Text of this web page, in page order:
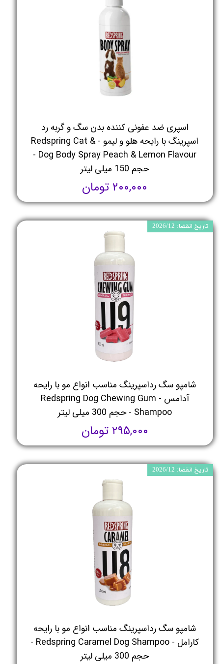
اسپری ضد عفونی کننده بدن سگ و گربه رد
اسپرینگ با رایحه هلو و لیمو - Redspring Cat &
Dog Body Spray Peach & Lemon Flavour -
حجم 150 میلی لیتر
۲۰۰,۰۰۰ تومان
شامپو سگ رداسپرینگ مناسب انواع مو با رایحه
آدامس - Redspring Dog Chewing Gum
Shampoo - حجم 300 میلی لیتر
۲۹۵,۰۰۰ تومان
تاریخ انقضا: 2026/12
شامپو سگ رداسپرینگ مناسب انواع مو با رایحه
کارامل - Redspring Caramel Dog Shampoo -
حجم 300 میلی لیتر
تاریخ انقضا: 2026/12